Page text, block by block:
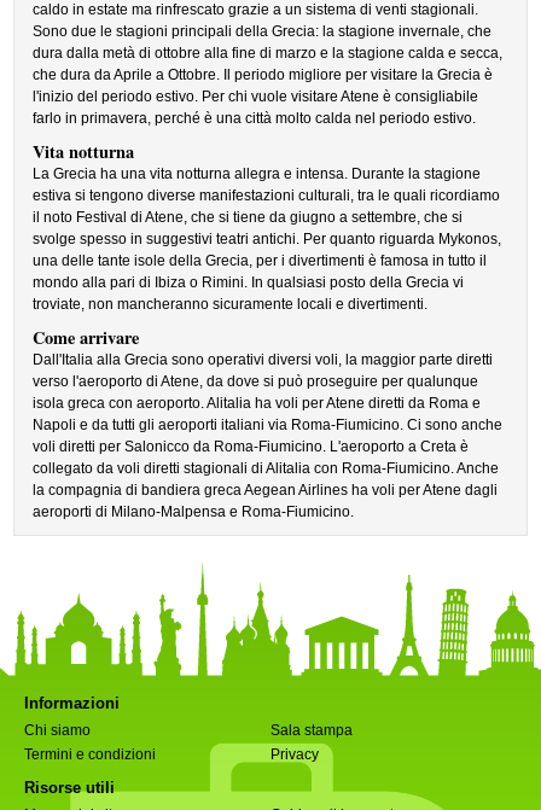
caldo in estate ma rinfrescato grazie a un sistema di venti stagionali.
Sono due le stagioni principali della Grecia: la stagione invernale, che
dura dalla metà di ottobre alla fine di marzo e la stagione calda e secca,
che dura da Aprile a Ottobre. Il periodo migliore per visitare la Grecia è
l'inizio del periodo estivo. Per chi vuole visitare Atene è consigliabile
farlo in primavera, perché è una città molto calda nel periodo estivo.
Vita notturna
La Grecia ha una vita notturna allegra e intensa. Durante la stagione
estiva si tengono diverse manifestazioni culturali, tra le quali ricordiamo
il noto Festival di Atene, che si tiene da giugno a settembre, che si
svolge spesso in suggestivi teatri antichi. Per quanto riguarda Mykonos,
una delle tante isole della Grecia, per i divertimenti è famosa in tutto il
mondo alla pari di Ibiza o Rimini. In qualsiasi posto della Grecia vi
troviate, non mancheranno sicuramente locali e divertimenti.
Come arrivare
Dall'Italia alla Grecia sono operativi diversi voli, la maggior parte diretti
verso l'aeroporto di Atene, da dove si può proseguire per qualunque
isola greca con aeroporto. Alitalia ha voli per Atene diretti da Roma e
Napoli e da tutti gli aeroporti italiani via Roma-Fiumicino. Ci sono anche
voli diretti per Salonicco da Roma-Fiumicino. L'aeroporto a Creta è
collegato da voli diretti stagionali di Alitalia con Roma-Fiumicino. Anche
la compagnia di bandiera greca Aegean Airlines ha voli per Atene dagli
aeroporti di Milano-Malpensa e Roma-Fiumicino.
Informazioni
Chi siamo
Sala stampa
Termini e condizioni
Privacy
Risorse utili